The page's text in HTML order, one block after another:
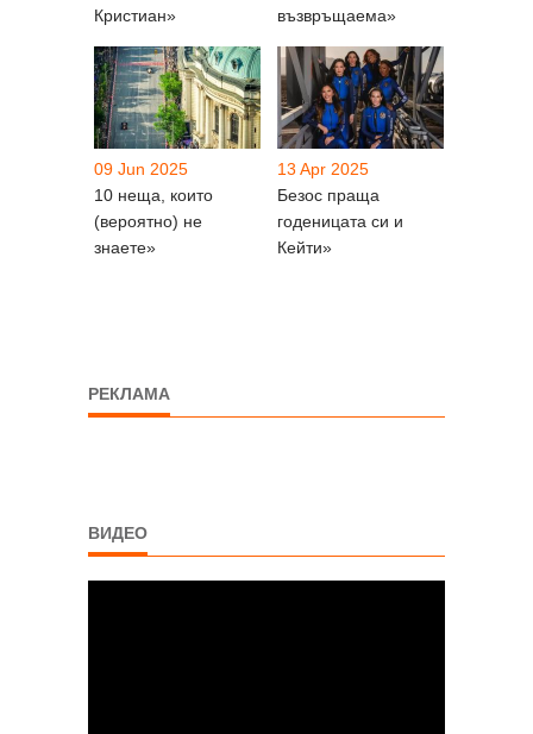
Кристиан»
възвръщаема»
09 Jun 2025
10 неща, които
(вероятно) не
знаете»
13 Apr 2025
Безос праща
годеницата си и
Кейти»
РЕКЛАМА
ВИДЕО